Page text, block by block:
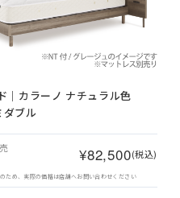
｜カラーノ ナチュラル色
ダブル
¥82,500(税込)
ため、実際の価格は店舗へお問い合わせください